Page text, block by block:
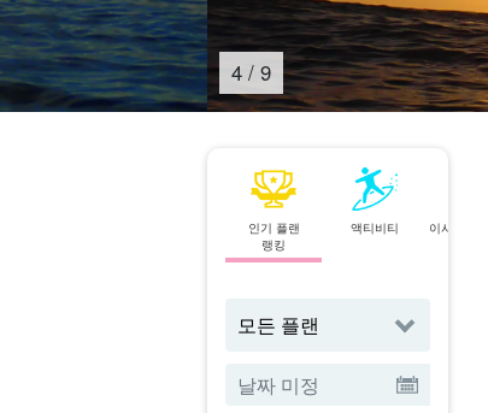
4 / 9
인기 플랜
랭킹
액티비티
이시가키